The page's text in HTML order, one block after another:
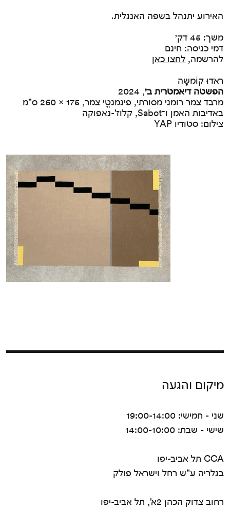
האירוע יתנהל בשפה האנגלית.
משך: 45 דק׳
דמי כניסה: חינם
להרשמה, לחצו כאן
ראדוּ קוֹמשָה
הפשטה דיאמטרית ב׳,
2024
מרבד צמר רומני מסורתי, פיגמנטֳי צמר, 175 × 260 ס"מ
באדיבות האמן ו־Sabot, קלוז'-נאפוקה
צילום: סטודיו YAP
מיקום והגעה
שני - חמישי: 19:00-14:00
שישי - שבת: 14:00-10:00
CCA תל אביב-יפו
בגלריה ע"ש רחל וישראל פולק
רחוב צדוק הכהן 2א', תל אביב-יפו